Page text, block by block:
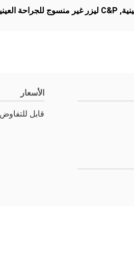
, C&P ليزر غير منسوج للجراحة العينية
الأسعار
قابل للتفاوض